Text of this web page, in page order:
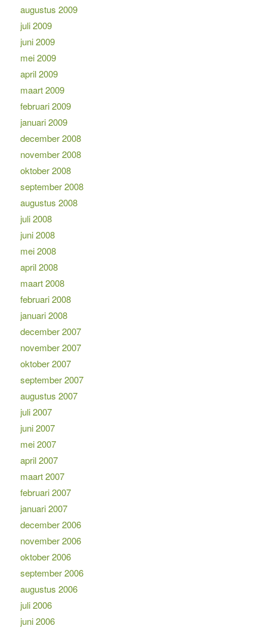
augustus 2009
juli 2009
juni 2009
mei 2009
april 2009
maart 2009
februari 2009
januari 2009
december 2008
november 2008
oktober 2008
september 2008
augustus 2008
juli 2008
juni 2008
mei 2008
april 2008
maart 2008
februari 2008
januari 2008
december 2007
november 2007
oktober 2007
september 2007
augustus 2007
juli 2007
juni 2007
mei 2007
april 2007
maart 2007
februari 2007
januari 2007
december 2006
november 2006
oktober 2006
september 2006
augustus 2006
juli 2006
juni 2006